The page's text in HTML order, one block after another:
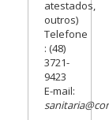
atestados,
outros)
Telefone
: (48)
3721-
9423
E-mail: